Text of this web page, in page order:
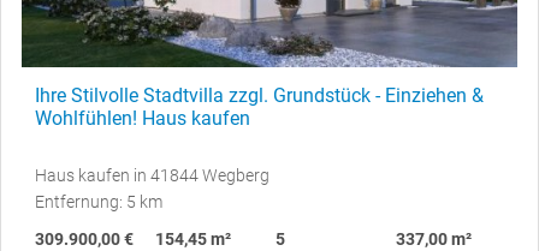
Ihre Stilvolle Stadtvilla zzgl. Grundstück - Einziehen &
Wohlfühlen! Haus kaufen
Haus kaufen in 41844 Wegberg
Entfernung: 5 km
309.900,00 €
154,45 m²
5
337,00 m²